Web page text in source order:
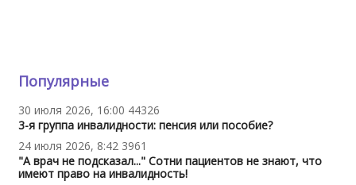
Популярные
30 июля 2026, 16:00 44326
3-я группа инвалидности: пенсия или пособие?
24 июля 2026, 8:42 3961
"А врач не подсказал..." Сотни пациентов не знают, что
имеют право на инвалидность!